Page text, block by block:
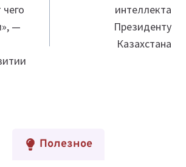
—
интеллекта
Президенту
Казахстана
Полезное